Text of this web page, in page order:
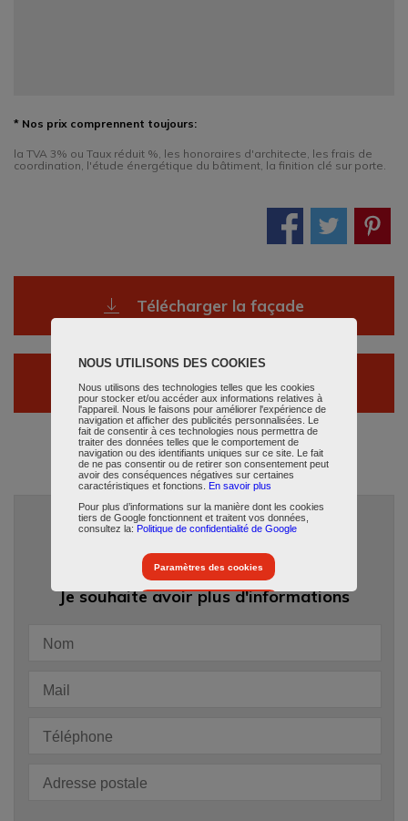
* Nos prix comprennent toujours:
la TVA 3% ou Taux réduit %, les honoraires d'architecte, les frais de
coordination, l'étude énergétique du bâtiment, la finition clé sur porte.
Télécharger la façade
Télécharger les plans
Cela m'inspire
Je souhaite avoir plus d'informations
NOUS UTILISONS DES COOKIES
Nous utilisons des technologies telles que les cookies
pour stocker et/ou accéder aux informations relatives à
l'appareil. Nous le faisons pour améliorer l'expérience de
navigation et afficher des publicités personnalisées. Le
fait de consentir à ces technologies nous permettra de
traiter des données telles que le comportement de
navigation ou des identifiants uniques sur ce site. Le fait
de ne pas consentir ou de retirer son consentement peut
avoir des conséquences négatives sur certaines
caractéristiques et fonctions. En savoir plus
Pour plus d’informations sur la manière dont les cookies
tiers de Google fonctionnent et traitent vos données,
consultez la: Politique de confidentialité de Google
Paramètres des cookies
Accepter tous les cookies